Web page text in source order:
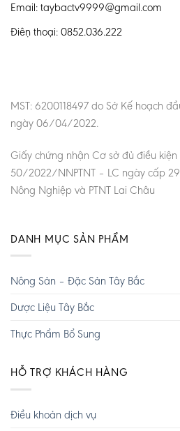
Email: taybactv9999@gmail.com
Điện thoại: 0852.036.222
MST: 6200118497 do Sở Kế hoạch
ngày 06/04/2022.
Giấy chứng nhận Cơ sở đủ điều
50/2022/NNPTNT – LC ngày cấp
Nông Nghiệp và PTNT Lai Châu
DANH MỤC SẢN PHẨM
Nông Sản – Đặc Sản Tây Bắc
Dược Liệu Tây Bắc
Thực Phẩm Bổ Sung
HỖ TRỢ KHÁCH HÀNG
Điều khoản dịch vụ